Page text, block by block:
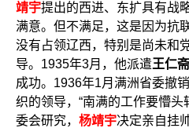
靖宇提出的西进、东扩具有战
满意。但不满足，这是因为抗
没有占领辽西，特别是尚未和
导。1935年3月，他派遣王仁斋
成功。1936年1月满洲省委撤
织的领导，“南满的工作要懵头
委会研究， 杨靖宇决定亲自挂